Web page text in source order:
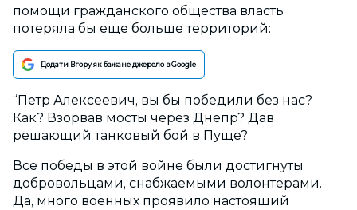
помощи гражданского общества власть
потеряла бы еще больше территорий:
Додати Вгору як бажане джерело в Google
“Петр Алексеевич, вы бы победили без нас?
Как? Взорвав мосты через Днепр? Дав
решающий танковый бой в Пуще?
Все победы в этой войне были достигнуты
добровольцами, снабжаемыми волонтерами.
Да, много военных проявило настоящий